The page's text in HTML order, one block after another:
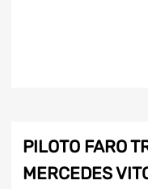
PILOTO FARO
MERCEDES